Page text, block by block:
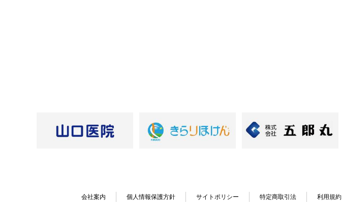
会社案内 個人情報保護方針 サイトポリシー 特定商取引法 利用規約